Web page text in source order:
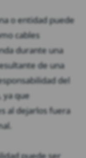
o entidad puede
cables
durante una
de una
del
ya que
al dejarlos fuera
puede ser